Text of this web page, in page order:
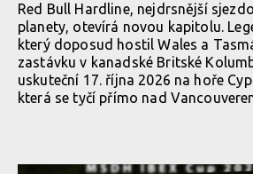
Red Bull Hardline, nejdrsnější
planety, otevírá novou kapitolu.
který doposud hostil Wales a
zastávku v kanadské Britské
uskuteční 17. října 2026 na hoře
která se tyčí přímo nad